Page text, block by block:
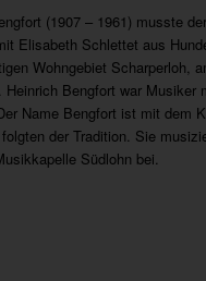
(1907 – 1961) musste
Elisabeth Schlettet aus
Wohngebiet Scharperloh,
Bengfort war Musiker
Name Bengfort ist mit dem
der Tradition. Sie
Südlohn bei.